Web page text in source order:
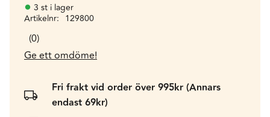
3 st i lager
Artikelnr
129800
0
Ge ett omdöme!
Fri frakt vid order över 995kr (Annars
endast 69kr)